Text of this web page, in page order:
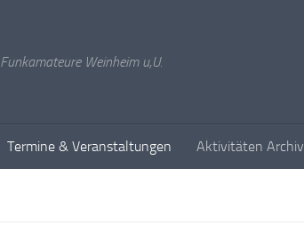
Funkamateure Weinheim u,U.
Termine & Veranstaltungen Aktivitäten Archiv